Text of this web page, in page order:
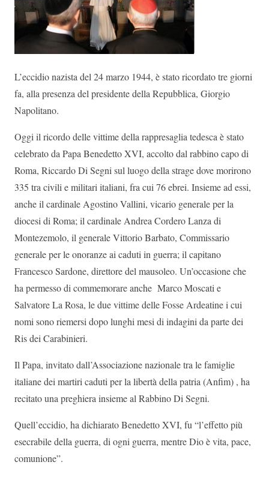
L’eccidio nazista del 24 marzo 1944, è stato ricordato tre giorni
fa, alla presenza del presidente della Repubblica, Giorgio
Napolitano.
Oggi il ricordo delle vittime della rappresaglia tedesca è stato
celebrato da Papa Benedetto XVI, accolto dal rabbino capo di
Roma, Riccardo Di Segni sul luogo della strage dove morirono
335 tra civili e militari italiani, fra cui 76 ebrei. Insieme ad essi,
anche il cardinale Agostino Vallini, vicario generale per la
diocesi di Roma; il cardinale Andrea Cordero Lanza di
Montezemolo, il generale Vittorio Barbato, Commissario
generale per le onoranze ai caduti in guerra; il capitano
Francesco Sardone, direttore del mausoleo. Un’occasione che
ha permesso di commemorare anche Marco Moscati e
Salvatore La Rosa, le due vittime delle Fosse Ardeatine i cui
nomi sono riemersi dopo lunghi mesi di indagini da parte dei
Ris dei Carabinieri.
Il Papa, invitato dall’Associazione nazionale tra le famiglie
italiane dei martiri caduti per la libertà della patria (Anfim) , ha
recitato una preghiera insieme al Rabbino Di Segni.
Quell’eccidio, ha dichiarato Benedetto XVI, fu “l’effetto più
esecrabile della guerra, di ogni guerra, mentre Dio è vita, pace,
comunione”.